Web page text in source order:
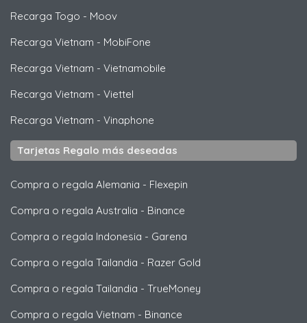
Recarga Togo - Moov
Recarga Vietnam - MobiFone
Recarga Vietnam - Vietnamobile
Recarga Vietnam - Viettel
Recarga Vietnam - Vinaphone
Tarjetas Regalo más deseadas
Compra o regala Alemania - Flexepin
Compra o regala Australia - Binance
Compra o regala Indonesia - Garena
Compra o regala Tailandia - Razer Gold
Compra o regala Tailandia - TrueMoney
Compra o regala Vietnam - Binance